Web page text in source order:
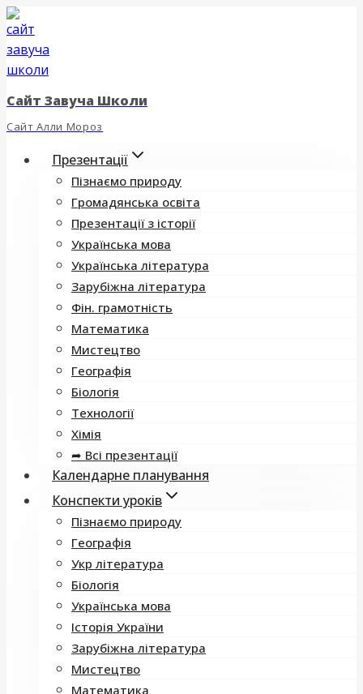
Перейти
до
вмісту
Сайт Завуча Школи
Сайт Алли Мороз
Презентації
Пізнаємо природу
Громадянська освіта
Презентації з історії
Українська мова
Українська література
Зарубіжна література
Фін. грамотність
Математика
Мистецтво
Географія
Біологія
Технології
Хімія
➦ Всі презентації
Календарне планування
Конспекти уроків
Пізнаємо природу
Географія
Укр література
Біологія
Українська мова
Історія України
Зарубіжна література
Мистецтво
Математика